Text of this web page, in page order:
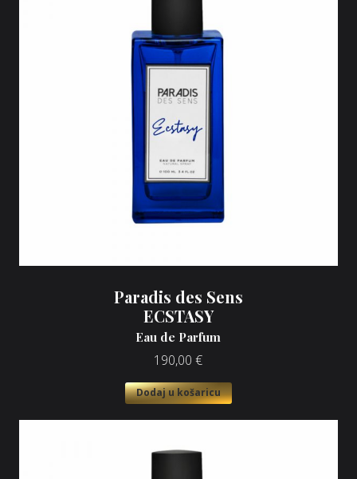
Paradis des Sens
ECSTASY
Eau de Parfum
190,00 €
Dodaj u košaricu